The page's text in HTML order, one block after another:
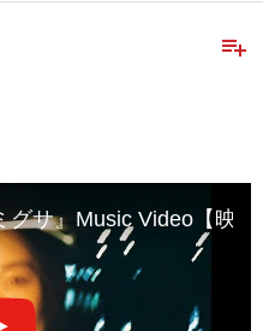
playlist_add
グサ』Music Video【映